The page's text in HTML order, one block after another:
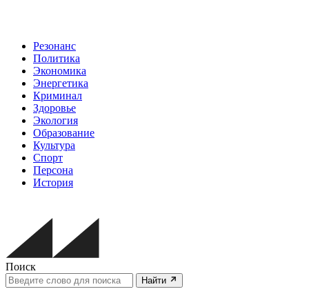
Резонанс
Политика
Экономика
Энергетика
Криминал
Здоровье
Экология
Образование
Культура
Спорт
Персона
История
Поиск
Найти